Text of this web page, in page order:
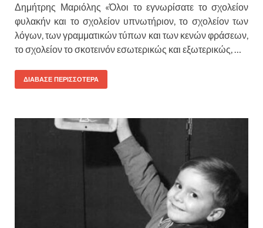
Δημήτρης Μαριόλης «Όλοι το εγνωρίσατε το σχολείον
φυλακήν και το σχολείον υπνωτήριον, το σχολείον των
λόγων, των γραμματικών τύπων και των κενών φράσεων,
το σχολείον το σκοτεινόν εσωτερικώς και εξωτερικώς, …
ΔΙΑΒΑΣΕ ΠΕΡΙΣΣΟΤΕΡΑ